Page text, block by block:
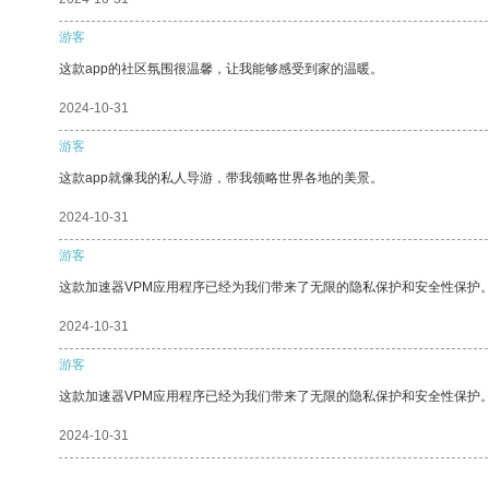
游客
这款app的社区氛围很温馨，让我能够感受到家的温暖。
2024-10-31
游客
这款app就像我的私人导游，带我领略世界各地的美景。
2024-10-31
游客
这款加速器VPM应用程序已经为我们带来了无限的隐私保护和安全性保护
2024-10-31
游客
这款加速器VPM应用程序已经为我们带来了无限的隐私保护和安全性保护
2024-10-31